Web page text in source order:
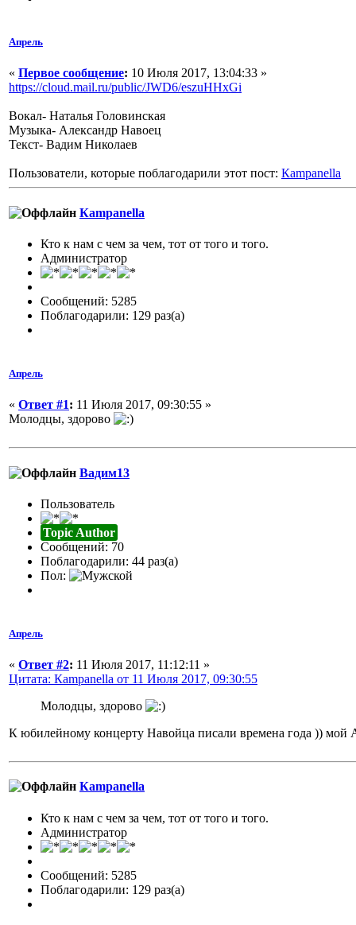
Апрель
« Первое сообщение: 10 Июля 2017, 13:04:33 »
https://cloud.mail.ru/public/JWD6/eszuHHxGi
Вокал- Наталья Головинская
Музыка- Александр Навоец
Текст- Вадим Николаев
Пользователи, которые поблагодарили этот пост: Кampanella
Кampanella
Кто к нам с чем за чем, тот от того и того.
Администратор
Сообщений: 5285
Поблагодарили: 129 раз(а)
Апрель
« Ответ #1: 11 Июля 2017, 09:30:55 »
Молодцы, здорово
Вадим13
Пользователь
Topic Author
Сообщений: 70
Поблагодарили: 44 раз(а)
Пол:
Апрель
« Ответ #2: 11 Июля 2017, 11:12:11 »
Цитата: Кampanella от 11 Июля 2017, 09:30:55
Молодцы, здорово
К юбилейному концерту Навойца писали времена года )) мой
Кampanella
Кто к нам с чем за чем, тот от того и того.
Администратор
Сообщений: 5285
Поблагодарили: 129 раз(а)